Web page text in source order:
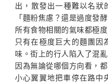
出，散發出一種難以名
「麵粉焦慮？還是過度發
所有食物相關的氣味都極
只有在極度巨大的麵團因
味。街上的行人陷入了混
因為無論從哪個方向看，
小心翼翼地把車停在路中